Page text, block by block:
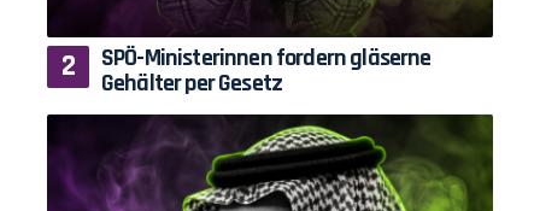
SPÖ-Ministerinnen fordern gläserne
Gehälter per Gesetz